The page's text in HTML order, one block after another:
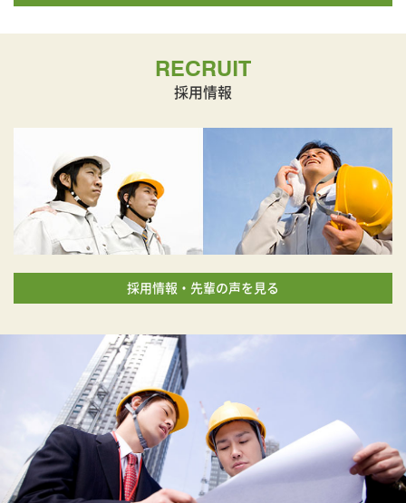
RECRUIT
採用情報
採用情報・先輩の声を見る